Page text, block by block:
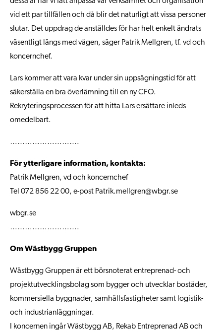
vid ett par tillfällen och då blir det naturligt att vissa personer
slutar. Det uppdrag de anställdes för har helt enkelt ändrats
väsentligt längs med vägen, säger Patrik Mellgren, tf. vd och
koncernchef.
Lars kommer att vara kvar under sin uppsägningstid för att
säkerställa en bra överlämning till en ny CFO.
Rekryteringsprocessen för att hitta Lars ersättare inleds
omedelbart.
……………………….
För ytterligare information, kontakta:
Patrik Mellgren, vd och koncernchef
Tel 072 856 22 00, e-post Patrik.mellgren@wbgr.se
wbgr.se
……………………….
Om Wästbygg Gruppen
Wästbygg Gruppen är ett börsnoterat entreprenad- och
projektutvecklingsbolag som bygger och utvecklar bostäder,
kommersiella byggnader, samhällsfastigheter samt logistik-
och industrianläggningar.
I koncernen ingår Wästbygg AB, Rekab Entreprenad AB och